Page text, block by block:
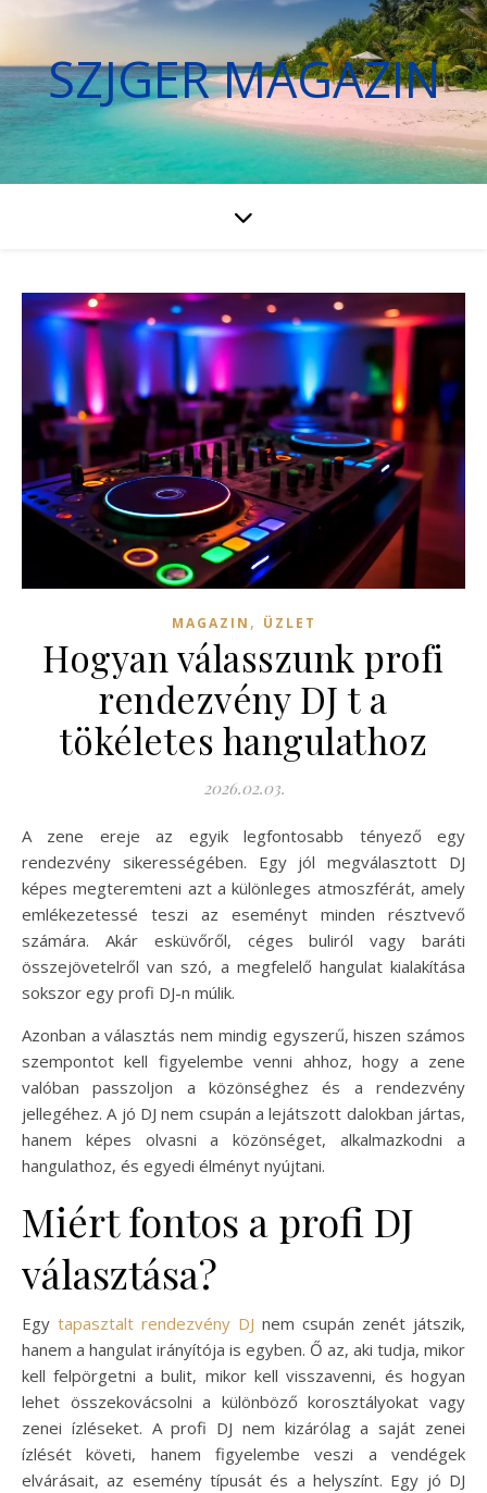
SZJGER MAGAZIN
MAGAZIN , ÜZLET
Hogyan válasszunk profi
rendezvény DJ t a
tökéletes hangulathoz
2026.02.03.
A zene ereje az egyik legfontosabb tényező egy
rendezvény sikerességében. Egy jól megválasztott DJ
képes megteremteni azt a különleges atmoszférát, amely
emlékezetessé teszi az eseményt minden résztvevő
számára. Akár esküvőről, céges buliról vagy baráti
összejövetelről van szó, a megfelelő hangulat kialakítása
sokszor egy profi DJ-n múlik.
Azonban a választás nem mindig egyszerű, hiszen számos
szempontot kell figyelembe venni ahhoz, hogy a zene
valóban passzoljon a közönséghez és a rendezvény
jellegéhez. A jó DJ nem csupán a lejátszott dalokban jártas,
hanem képes olvasni a közönséget, alkalmazkodni a
hangulathoz, és egyedi élményt nyújtani.
Miért fontos a profi DJ
választása?
Egy tapasztalt rendezvény DJ nem csupán zenét játszik,
hanem a hangulat irányítója is egyben. Ő az, aki tudja, mikor
kell felpörgetni a bulit, mikor kell visszavenni, és hogyan
lehet összekovácsolni a különböző korosztályokat vagy
zenei ízléseket. A profi DJ nem kizárólag a saját zenei
ízlését követi, hanem figyelembe veszi a vendégek
elvárásait, az esemény típusát és a helyszínt. Egy jó DJ